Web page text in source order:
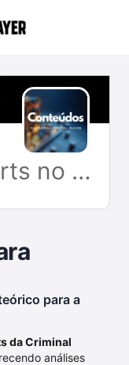
Artigos dos experts no Conjur
para a
da Criminal
análises